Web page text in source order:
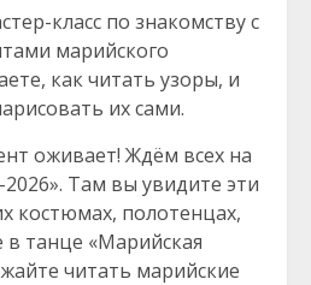
класс по знакомству с
марийского
как читать узоры, и
их сами.
оживает! Ждём всех на
Там вы увидите эти
костюмах, полотенцах,
танце «Марийская
читать марийские